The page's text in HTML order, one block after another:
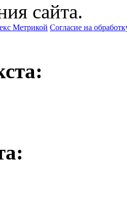
сайта.
Метрикой Согласие на